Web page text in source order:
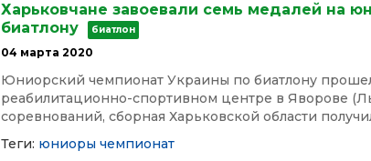
Харьковчане завоевали семь медалей на
биатлону
биатлон
04 марта 2020
Юниорский чемпионат Украины по биатлону
реабилитационно-спортивном центре в Яворове
соревнований, сборная Харьковской области
Теги: юниоры чемпионат